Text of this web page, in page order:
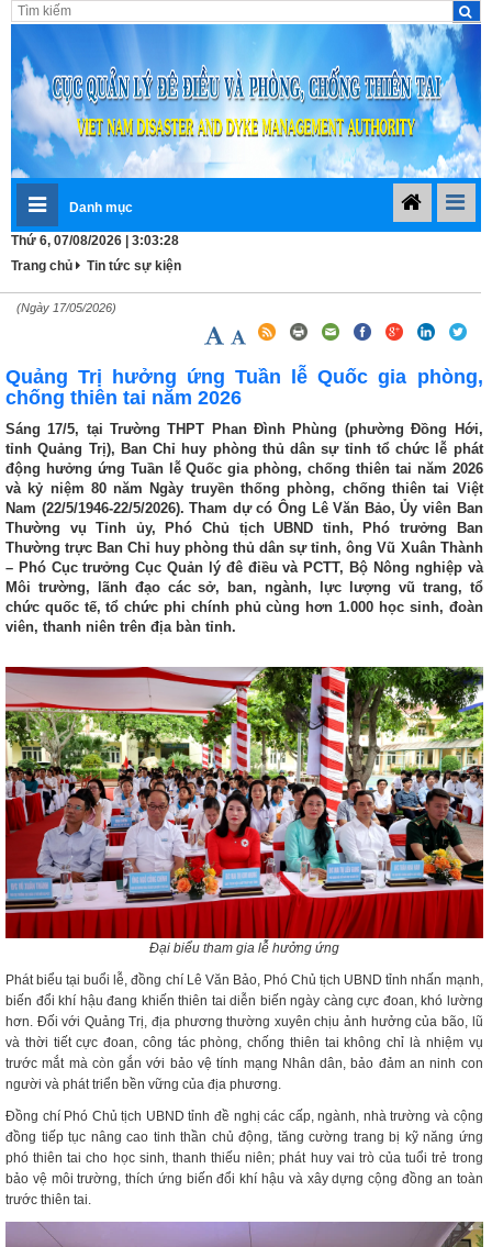
Danh mục
Thứ 6, 07/08/2026 | 3:03:28
Trang chủ
Tin tức sự kiện
(Ngày 17/05/2026)
Quảng Trị hưởng ứng Tuần lễ Quốc gia phòng,
chống thiên tai năm 2026
Sáng 17/5, tại Trường THPT Phan Đình Phùng (phường Đồng Hới,
tỉnh Quảng Trị), Ban Chỉ huy phòng thủ dân sự tỉnh tổ chức lễ phát
động hưởng ứng Tuần lễ Quốc gia phòng, chống thiên tai năm 2026
và kỷ niệm 80 năm Ngày truyền thống phòng, chống thiên tai Việt
Nam (22/5/1946-22/5/2026). Tham dự có Ông Lê Văn Bảo, Ủy viên Ban
Thường vụ Tỉnh ủy, Phó Chủ tịch UBND tỉnh, Phó trưởng Ban
Thường trực Ban Chỉ huy phòng thủ dân sự tỉnh, ông Vũ Xuân Thành
– Phó Cục trưởng Cục Quản lý đê điều và PCTT, Bộ Nông nghiệp và
Môi trường, lãnh đạo các sở, ban, ngành, lực lượng vũ trang, tổ
chức quốc tế, tổ chức phi chính phủ cùng hơn 1.000 học sinh, đoàn
viên, thanh niên trên địa bàn tỉnh.
Đại biểu tham gia lễ hưởng ứng
Phát biểu tại buổi lễ, đồng chí Lê Văn Bảo, Phó Chủ tịch UBND tỉnh nhấn mạnh,
biến đổi khí hậu đang khiến thiên tai diễn biến ngày càng cực đoan, khó lường
hơn. Đối với Quảng Trị, địa phương thường xuyên chịu ảnh hưởng của bão, lũ
và thời tiết cực đoan, công tác phòng, chống thiên tai không chỉ là nhiệm vụ
trước mắt mà còn gắn với bảo vệ tính mạng Nhân dân, bảo đảm an ninh con
người và phát triển bền vững của địa phương.
Đồng chí Phó Chủ tịch UBND tỉnh đề nghị các cấp, ngành, nhà trường và cộng
đồng tiếp tục nâng cao tinh thần chủ động, tăng cường trang bị kỹ năng ứng
phó thiên tai cho học sinh, thanh thiếu niên; phát huy vai trò của tuổi trẻ trong
bảo vệ môi trường, thích ứng biến đổi khí hậu và xây dựng cộng đồng an toàn
trước thiên tai.